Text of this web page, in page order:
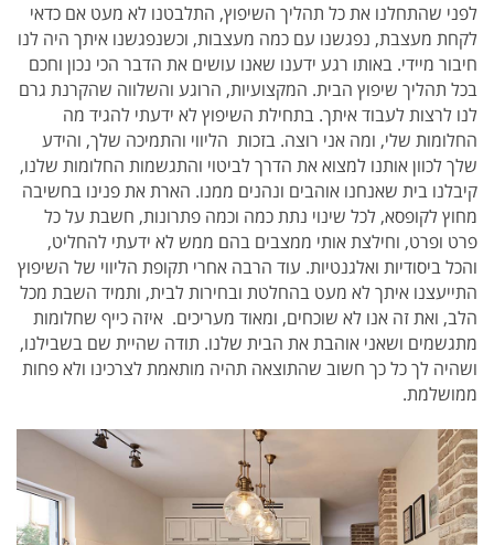
לפני שהתחלנו את כל תהליך השיפוץ, התלבטנו לא מעט אם כדאי
לקחת מעצבת, נפגשנו עם כמה מעצבות, וכשנפגשנו איתך היה לנו
חיבור מיידי. באותו רגע ידענו שאנו עושים את הדבר הכי נכון וחכם
בכל תהליך שיפוץ הבית. המקצועיות, הרוגע והשלווה שהקרנת גרם
לנו לרצות לעבוד איתך. בתחילת השיפוץ לא ידעתי להגיד מה
החלומות שלי, ומה אני רוצה. בזכות הליווי והתמיכה שלך, והידע
שלך לכוון אותנו למצוא את הדרך לביטוי והתגשמות החלומות שלנו,
קיבלנו בית שאנחנו אוהבים ונהנים ממנו. הארת את פנינו בחשיבה
מחוץ לקופסא, לכל שינוי נתת כמה וכמה פתרונות, חשבת על כל
פרט ופרט, וחילצת אותי ממצבים בהם ממש לא ידעתי להחליט,
והכל ביסודיות ואלגנטיות. עוד הרבה אחרי תקופת הליווי של השיפוץ
התייעצנו איתך לא מעט בהחלטת ובחירות לבית, ותמיד השבת מכל
הלב, ואת זה אנו לא שוכחים, ומאוד מעריכים. איזה כייף שחלומות
מתגשמים ושאני אוהבת את הבית שלנו. תודה שהיית שם בשבילנו,
ושהיה לך כל כך חשוב שהתוצאה תהיה מותאמת לצרכינו ולא פחות
ממושלמת.